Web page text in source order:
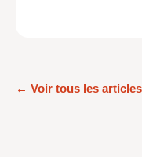
← Voir tous les